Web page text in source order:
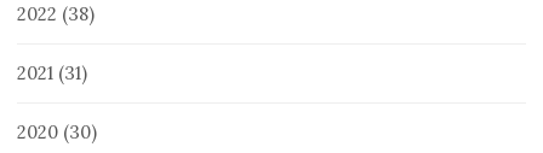
2022 (38)
2021 (31)
2020 (30)